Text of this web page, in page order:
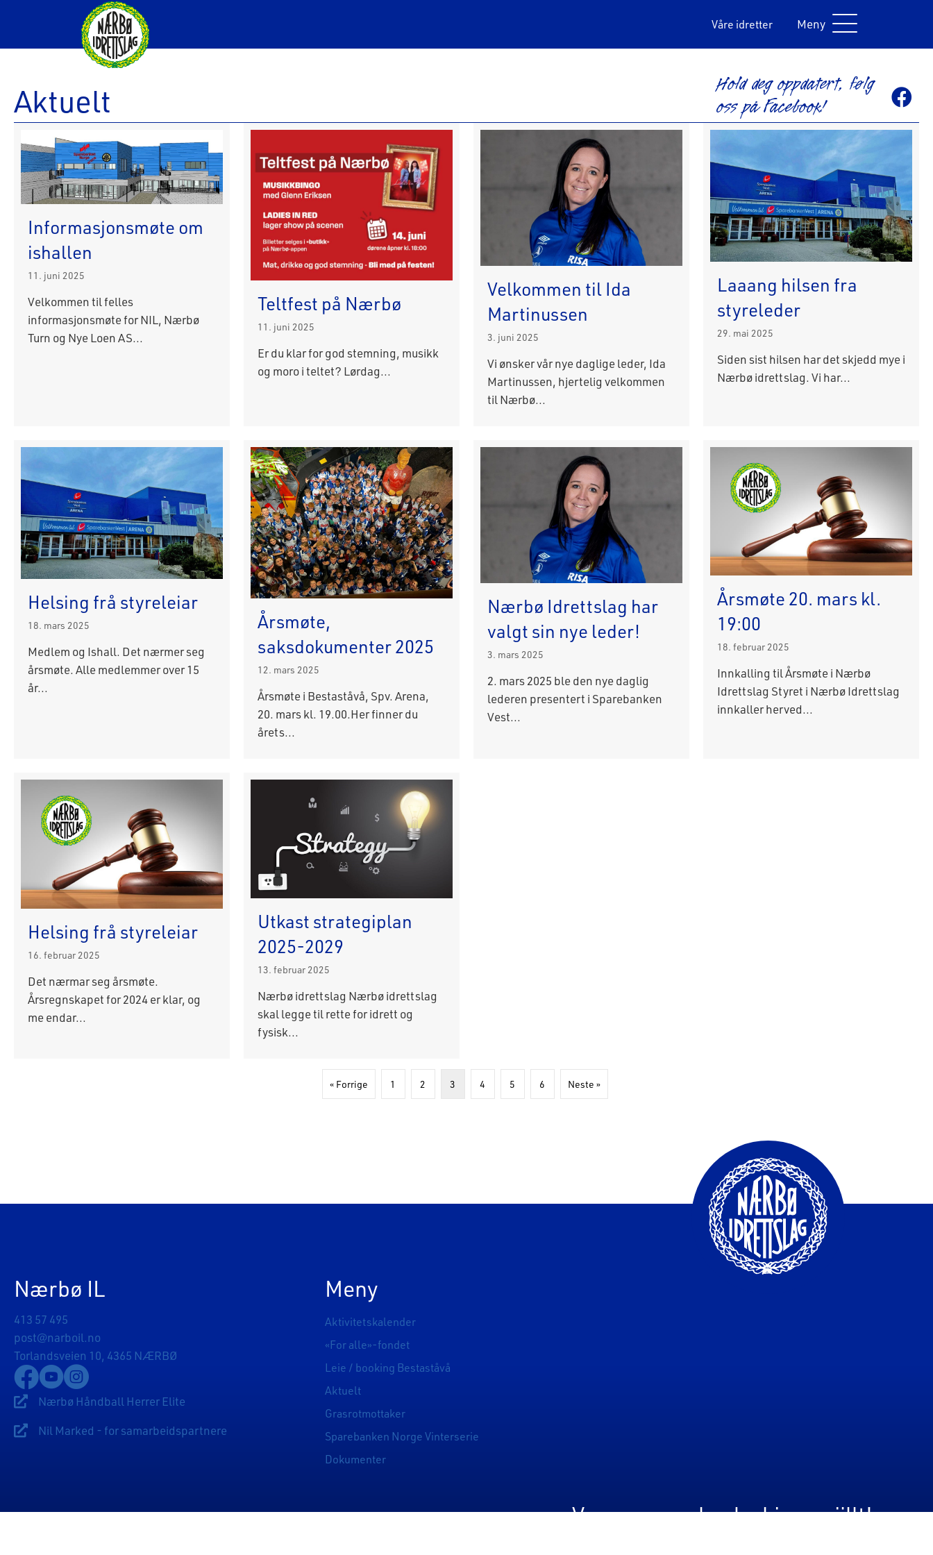
Våre idretter Meny
Aktuelt
Hold deg oppdatert, følg
oss på Facebook!
Informasjonsmøte om
ishallen
11. juni 2025
Velkommen til felles
informasjonsmøte for NIL, Nærbø
Turn og Nye Loen AS...
Teltfest på Nærbø
11. juni 2025
Er du klar for god stemning, musikk
og moro i teltet? Lørdag...
Velkommen til Ida
Martinussen
3. juni 2025
Vi ønsker vår nye daglige leder, Ida
Martinussen, hjertelig velkommen
til Nærbø...
Laaang hilsen fra
styreleder
29. mai 2025
Siden sist hilsen har det skjedd mye i
Nærbø idrettslag. Vi har...
Helsing frå styreleiar
18. mars 2025
Medlem og Ishall. Det nærmer seg
årsmøte. Alle medlemmer over 15
år...
Årsmøte,
saksdokumenter 2025
12. mars 2025
Årsmøte i Bestaståvå, Spv. Arena,
20. mars kl. 19.00.Her finner du
årets...
Nærbø Idrettslag har
valgt sin nye leder!
3. mars 2025
2. mars 2025 ble den nye daglig
lederen presentert i Sparebanken
Vest...
Årsmøte 20. mars kl.
19:00
18. februar 2025
Innkalling til Årsmøte i Nærbø
Idrettslag Styret i Nærbø Idrettslag
innkaller herved...
Helsing frå styreleiar
16. februar 2025
Det nærmar seg årsmøte.
Årsregnskapet for 2024 er klar, og
me endar...
Utkast strategiplan
2025-2029
13. februar 2025
Nærbø idrettslag Nærbø idrettslag
skal legge til rette for idrett og
fysisk...
« Forrige 1 2 3 4 5 6 Neste »
Nærbø IL
413 57 495
post@narboil.no
Torlandsveien 10, 4365 NÆRBØ
Lenke til Nærbø Idrettslags Facebookside
Lenke til Nærbø Idrettslags YouTube-kanal
Lenke til Nærbø Idrettslags Instagram
Lenke til Nærbø Håndball Herrer Elite
Nærbø Håndball Herrer Elite
Lenke til Sponsorsider
Nil Marked - for samarbeidspartnere
Meny
Aktivitetskalender
«For alle»-fondet
Leie / booking Bestaståvå
Aktuelt
Grasrotmottaker
Sparebanken Norge Vinterserie
Dokumenter
Vær mæ, me he dæ kjempejillt!